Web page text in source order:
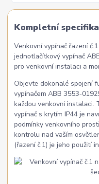
Kompletní
Venkovní vypínač řazení
jednotlačítkový vypínač
pro venkovní instalaci a
Objevte dokonalé spojení
vypínačem ABB 3553-
každou venkovní instalaci.
vypínač s krytím IP44 je
podmínky venkovního
kontrolu nad vaším
(řazení č.1) je jeho použití